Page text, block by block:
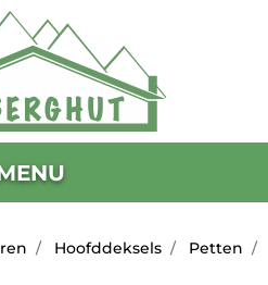
Hoofddeksels Petten